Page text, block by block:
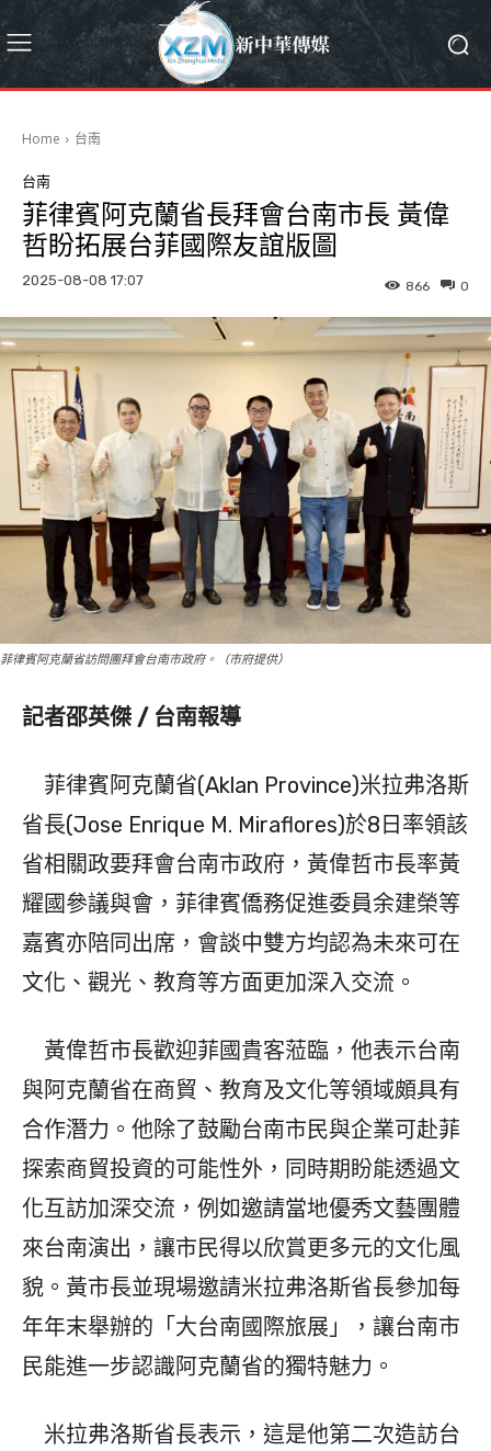
Home 台南
台南
菲律賓阿克蘭省長拜會台南市長 黃偉
哲盼拓展台菲國際友誼版圖
2025-08-08 17:07 0
866
菲律賓阿克蘭省訪問團拜會台南市政府。（市府提供）
記者邵英傑 / 台南報導
菲律賓阿克蘭省(Aklan Province)米拉弗洛斯
省長(Jose Enrique M. Miraflores)於8日率領該
省相關政要拜會台南市政府，黃偉哲市長率黃
耀國參議與會，菲律賓僑務促進委員余建榮等
嘉賓亦陪同出席，會談中雙方均認為未來可在
文化、觀光、教育等方面更加深入交流。
黃偉哲市長歡迎菲國貴客蒞臨，他表示台南
與阿克蘭省在商貿、教育及文化等領域頗具有
合作潛力。他除了鼓勵台南市民與企業可赴菲
探索商貿投資的可能性外，同時期盼能透過文
化互訪加深交流，例如邀請當地優秀文藝團體
來台南演出，讓市民得以欣賞更多元的文化風
貌。黃市長並現場邀請米拉弗洛斯省長參加每
年年末舉辦的「大台南國際旅展」，讓台南市
民能進一步認識阿克蘭省的獨特魅力。
米拉弗洛斯省長表示，這是他第二次造訪台